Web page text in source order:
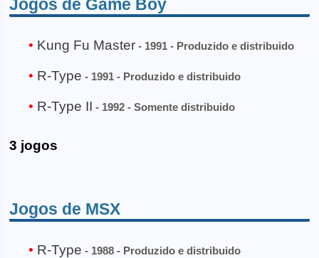
Jogos de Game Boy
Kung Fu Master - 1991 - Produzido e distribuido
R-Type - 1991 - Produzido e distribuido
R-Type II - 1992 - Somente distribuido
3 jogos
Jogos de MSX
R-Type - 1988 - Produzido e distribuido